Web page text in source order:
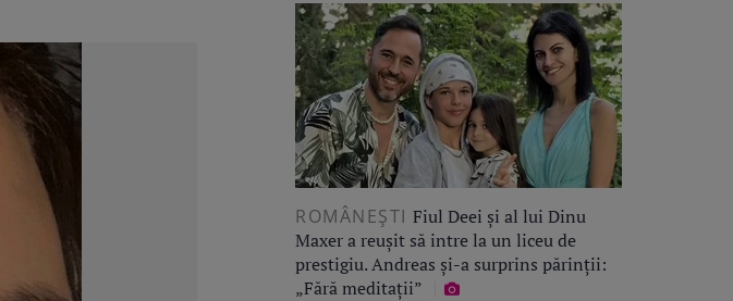
ROMÂNEŞTI Fiul Deei și al lui Dinu
Maxer a reușit să intre la un liceu de
prestigiu. Andreas și-a surprins părinții:
„Fără meditații”